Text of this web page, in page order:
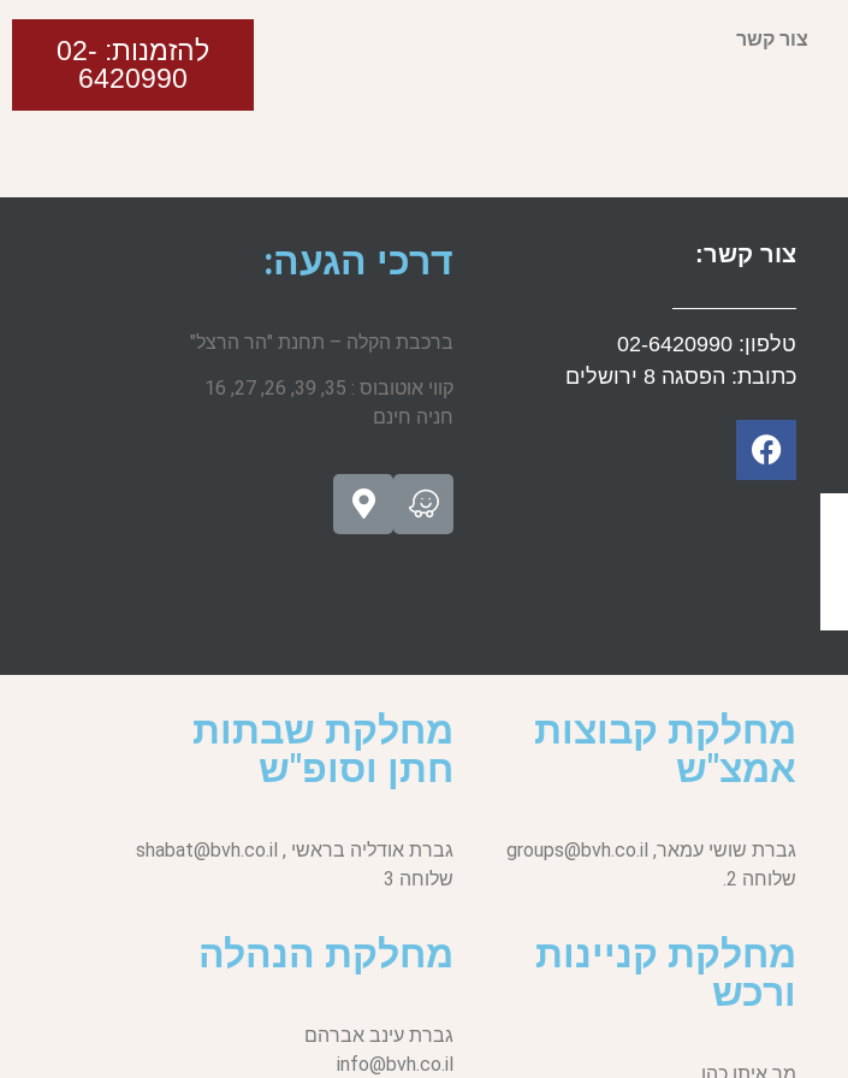
צור קשר
להזמנות: 02-
6420990
צור קשר:
טלפון: 02-6420990
כתובת: הפסגה 8 ירושלים
דרכי הגעה:
ברכבת הקלה – תחנת "הר הרצל"
קווי אוטובוס : 35, 39, 26, 27, 16
חניה חינם
מחלקת קבוצות
אמצ"ש
גברת שושי עמאר, groups@bvh.co.il
שלוחה 2.
מחלקת שבתות
חתן וסופ"ש
גברת אודליה בראשי , shabat@bvh.co.il
שלוחה 3
מחלקת קניינות
ורכש
מחלקת הנהלה
גברת עינב אברהם
info@bvh.co.il